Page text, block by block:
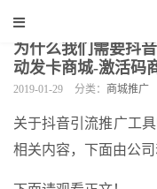
当前位置：
为什么我们需要抖
动发卡商城-激活码
2019-01-29 分类： 商城推广
关于抖音引流推广工
相关内容，下面由公